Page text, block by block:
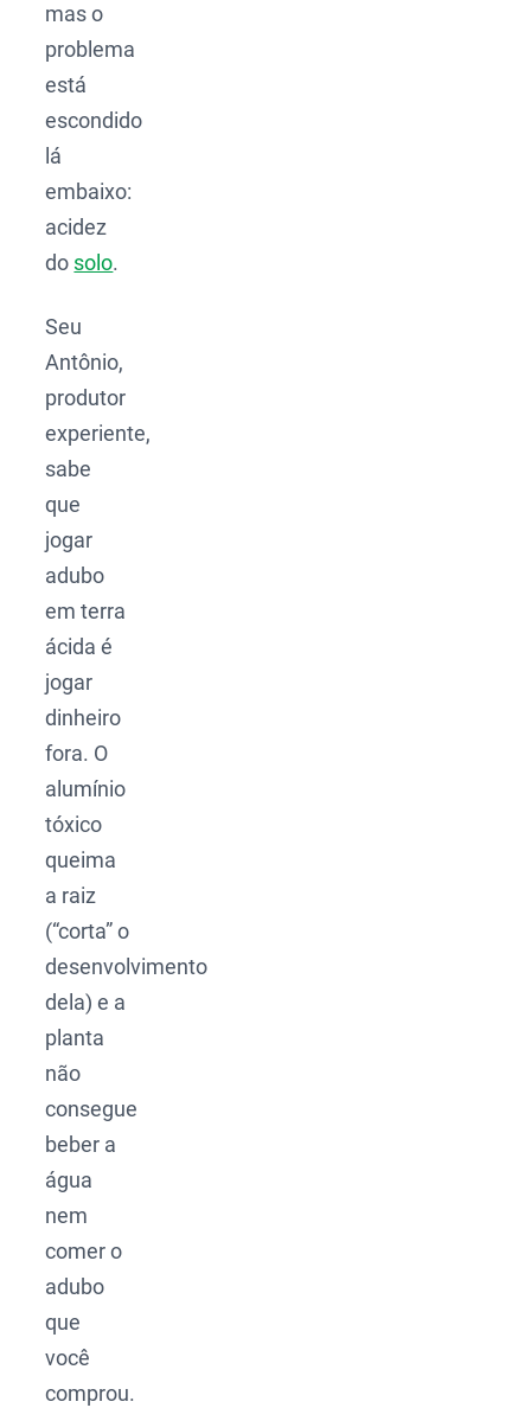
mas o
problema
está
escondido
lá
embaixo:
acidez
do solo.
Seu
Antônio,
produtor
experiente,
sabe
que
jogar
adubo
em terra
ácida é
jogar
dinheiro
fora. O
alumínio
tóxico
queima
a raiz
(“corta” o
desenvolvimento
dela) e a
planta
não
consegue
beber a
água
nem
comer o
adubo
que
você
comprou.